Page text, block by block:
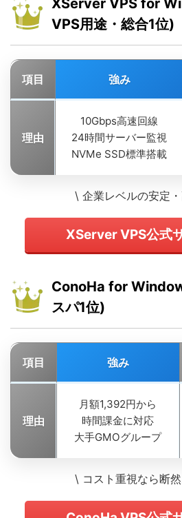
VPS用途・総合1位)
項目 強み
理由
10Gbps高速回線
24時間サーバー監視
NVMe SSD標準搭載
\ 企業レベルの安定
XServer VPS公式
ConoHa for
スパ1位)
項目 強み
理由
月額1,392円から
時間課金に対応
大手GMOグループ
\ コスト重視なら断